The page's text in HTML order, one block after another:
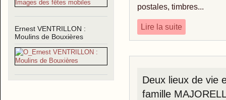
Ernest VENTRILLON :
Moulins de Bouxières
postales, timbres...
Lire la suite
Deux lieux de vie
famille